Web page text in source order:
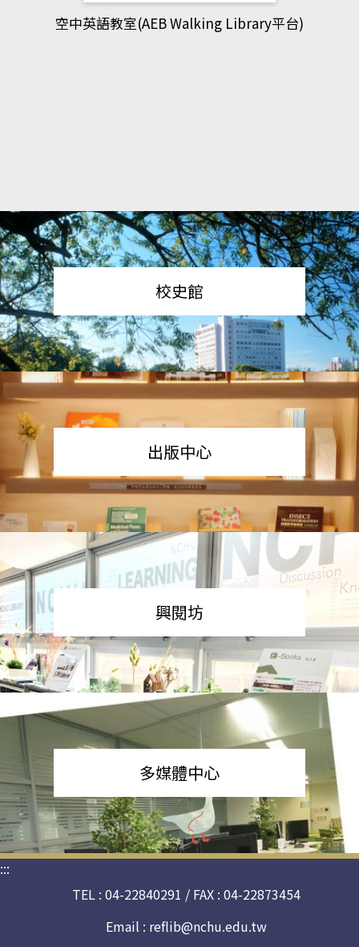
網管人(kono平台)
校史館
出版中心
興閱坊
多媒體中心
:::
TEL : 04-22840291 / FAX : 04-22873454
Email : reflib@nchu.edu.tw